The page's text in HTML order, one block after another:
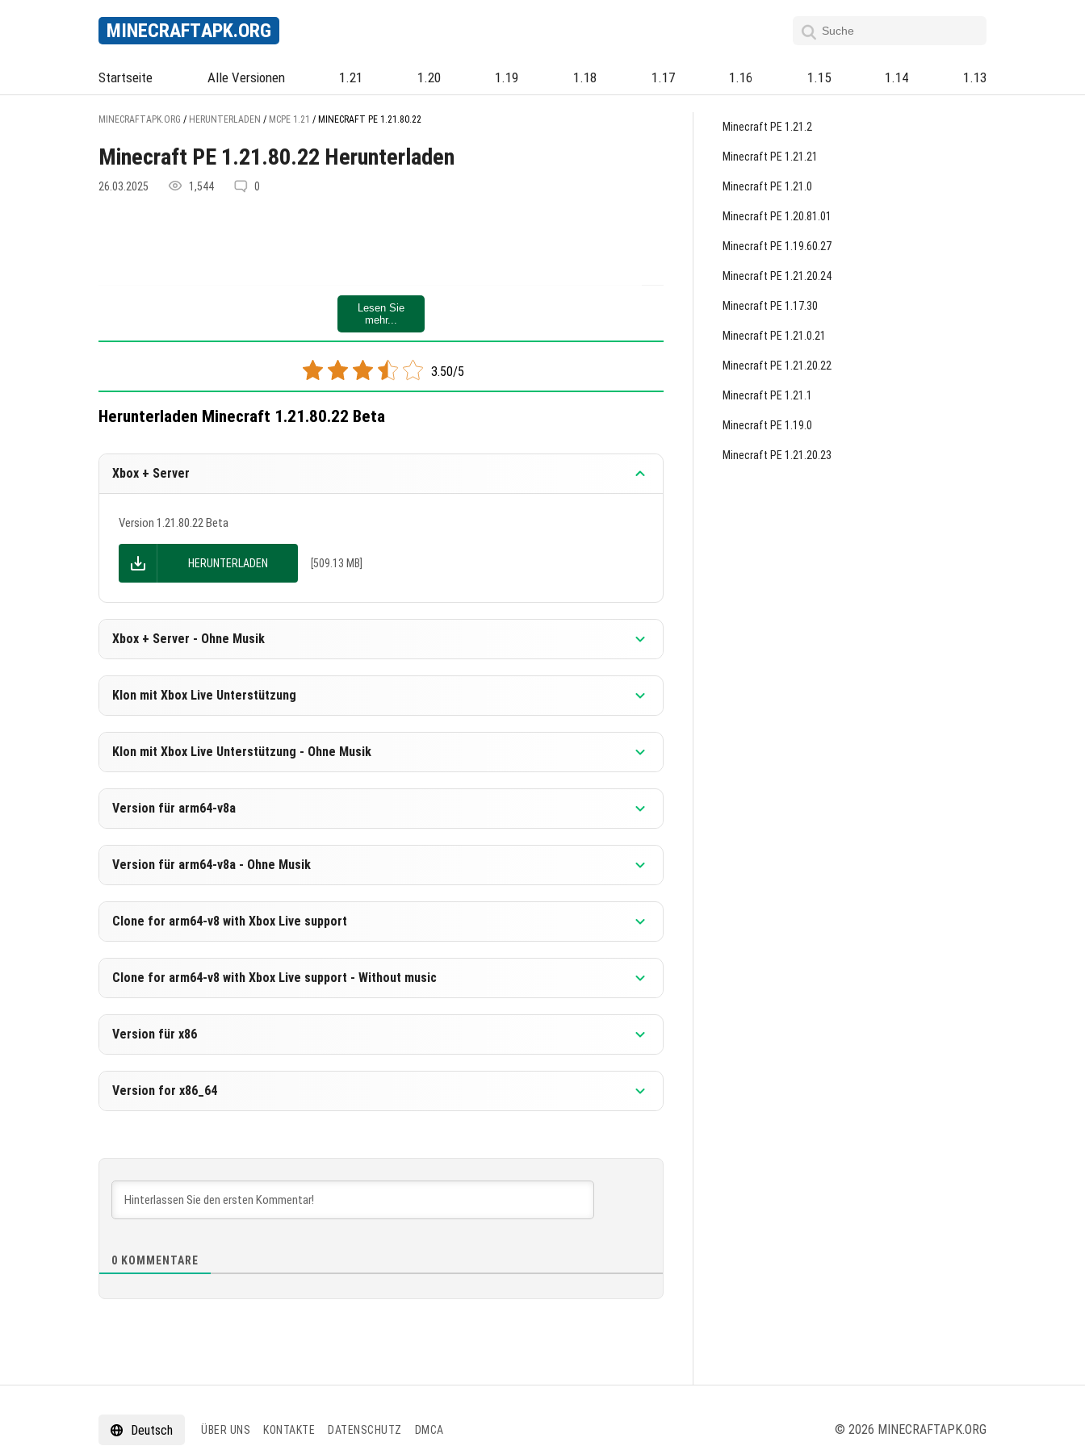
MINECRAFTAPK.ORG
Startseite Alle Versionen 1.21 1.20 1.19 1.18 1.17 1.16 1.15 1.14 1.13
MINECRAFTAPK.ORG / HERUNTERLADEN / MCPE 1.21 / MINECRAFT PE 1.21.80.22
Minecraft PE 1.21.80.22 Herunterladen
26.03.2025 1,544 0
Lesen Sie
mehr...
3.50/5
Herunterladen Minecraft 1.21.80.22 Beta
Xbox + Server
Version 1.21.80.22 Beta
HERUNTERLADEN [509.13 MB]
Xbox + Server - Ohne Musik
Version 1.21.80.22 Beta
Klon mit Xbox Live Unterstützung
Version 1.21.80.22 Beta
Klon mit Xbox Live Unterstützung - Ohne Musik
Version 1.21.80.22 Beta
Version für arm64-v8a
Version 1.21.80.22 Beta
Version für arm64-v8a - Ohne Musik
Version 1.21.80.22 Beta
Clone for arm64-v8 with Xbox Live support
Version 1.21.80.22 Beta
Clone for arm64-v8 with Xbox Live support - Without music
Version 1.21.80.22 Beta
Version für x86
Version 1.21.80.22 Beta
Version for x86_64
HERUNTERLADEN [524.01 MB]
0 KOMMENTARE
Minecraft PE 1.21.2
Minecraft PE 1.21.21
Minecraft PE 1.21.0
Minecraft PE 1.20.81.01
Minecraft PE 1.19.60.27
Minecraft PE 1.21.20.24
Minecraft PE 1.17.30
Minecraft PE 1.21.0.21
Minecraft PE 1.21.20.22
Minecraft PE 1.21.1
Minecraft PE 1.19.0
Minecraft PE 1.21.20.23
Deutsch ÜBER UNS KONTAKTE DATENSCHUTZ DMCA © 2026 MINECRAFTAPK.ORG